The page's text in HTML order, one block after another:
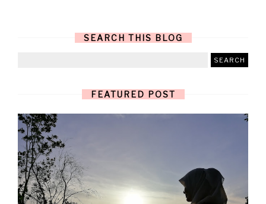
SEARCH THIS BLOG
FEATURED POST